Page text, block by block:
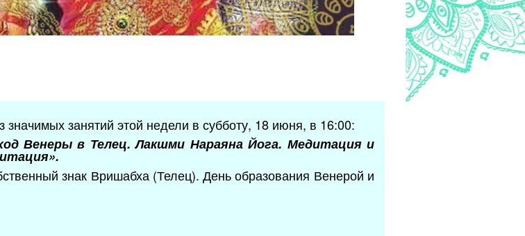
занятий этой недели в субботу, 18 июня, в 16:00:
Венеры в Телец. Лакшми Нараяна Йога. Медитация и
знак Вришабха (Телец). День образования Венерой и